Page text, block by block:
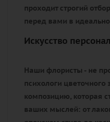
проходит строгий
перед вами в
Искусство
Наши флористы - не
психологи цветочного
композицию, которая
ваших мыслей: от